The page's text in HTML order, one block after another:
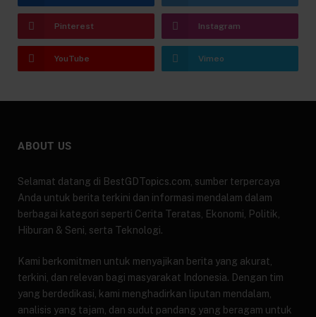
Pinterest Instagram
YouTube Vimeo
ABOUT US
Selamat datang di BestGDTopics.com, sumber terpercaya
Anda untuk berita terkini dan informasi mendalam dalam
berbagai kategori seperti Cerita Teratas, Ekonomi, Politik,
Hiburan & Seni, serta Teknologi.
Kami berkomitmen untuk menyajikan berita yang akurat,
terkini, dan relevan bagi masyarakat Indonesia. Dengan tim
yang berdedikasi, kami menghadirkan liputan mendalam,
analisis yang tajam, dan sudut pandang yang beragam untuk